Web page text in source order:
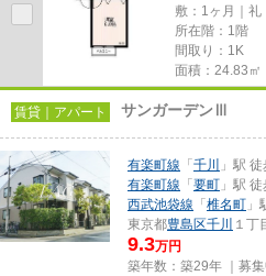
敷：1ヶ月｜礼
所在階：1階
間取り：1K
面積：24.83㎡
賃貸｜アパート サンガーデンⅢ
有楽町線 「 千川
」駅
有楽町線 「 要町 」駅
西武池袋線 「 椎名町 」
東京都豊島区千川 １丁
9.3万円
築年数：築29年 ｜募集